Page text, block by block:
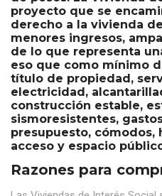
proyecto que se
derecho a la vivienda
menores ingresos,
de lo que representa
eso que como mínimo
título de propiedad,
electricidad,
construcción estable,
sismoresistentes,
presupuesto, cómodos,
acceso y espacio
Razones para